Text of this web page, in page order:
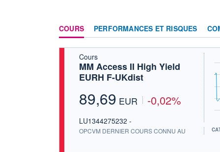
COURS PERFORMANCES ET RISQUES
Cours
MM Access II High Yield
EURH F-UKdist
89,69 EUR -0,02%
LU1344275232 -
OPCVM DERNIER COURS CONNU AU